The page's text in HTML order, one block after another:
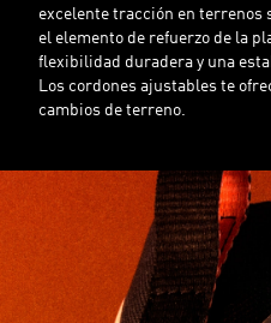
excelente tracción en terrenos
el elemento de refuerzo de la
flexibilidad duradera y una
Los cordones ajustables te
cambios de terreno.